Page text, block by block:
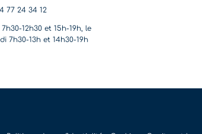
77 24 34 12
12h30 et 15h-19h, le
7h30-13h et 14h30-19h